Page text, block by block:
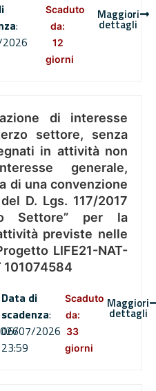
:
Scaduto
da:
12
giorni
Maggiori
dettagli
di interesse
settore, senza
in attività non
generale,
di una convenzione
D. Lgs. 117/2017
Settore” per la
previste nelle
LIFE21-NAT-
101074584
Data di
scadenza:
06/07/2026
23:59
Scaduto
da:
33
giorni
Maggiori
dettagli